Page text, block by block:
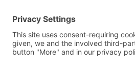
Stadtverordnetensitzung.
Kontakt